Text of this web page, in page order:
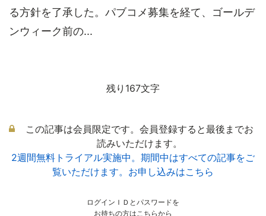
る方針を了承した。パブコメ募集を経て、ゴールデ
ンウィーク前の...
残り167文字
この記事は会員限定です。会員登録すると最後までお
読みいただけます。
2週間無料トライアル実施中。期間中はすべての記事をご
覧いただけます。お申し込みはこちら
ログインＩＤとパスワードを
お持ちの方はこちらから